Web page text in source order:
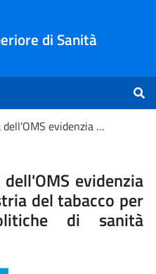
di Sanità
La nuova campagna dell'OMS evidenzia le tattiche dell'industria del tabacco per influenzare le politiche di sanità pubblica
evidenzia
del tabacco per
di sanità